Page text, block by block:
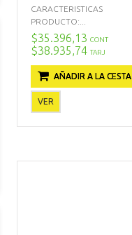
CARACTERISTICAS
PRODUCTO:...
$35.396,13 CONT
$38.935,74 TARJ
AÑADIR A LA CESTA
VER